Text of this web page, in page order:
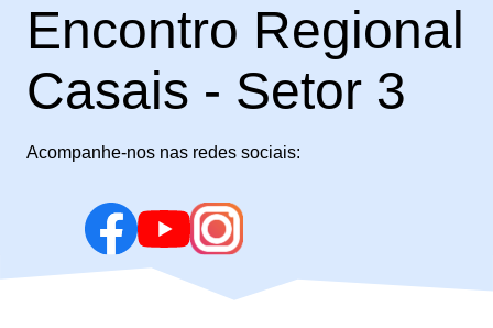
Encontro Regional
Casais - Setor 3
Acompanhe-nos nas redes sociais: